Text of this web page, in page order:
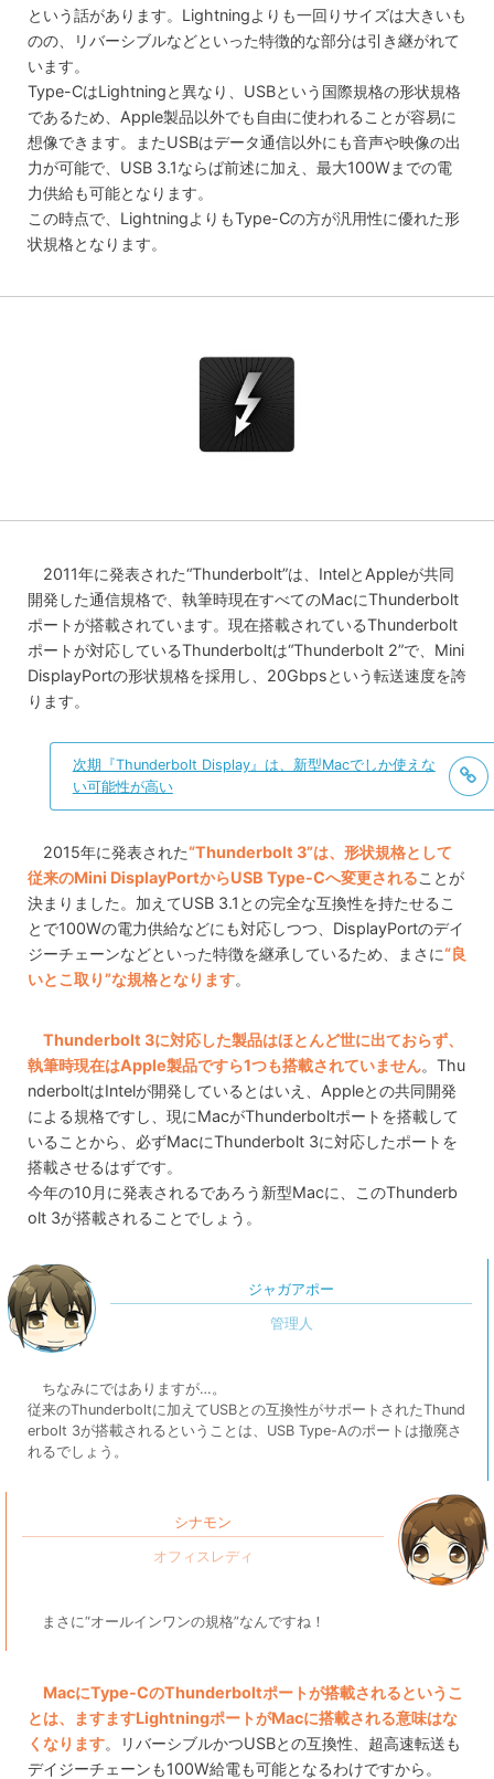
という話があります。Lightningよりも一回りサイズは大きいも
のの、リバーシブルなどといった特徴的な部分は引き継がれて
います。
Type-CはLightningと異なり、USBという国際規格の形状規格
であるため、Apple製品以外でも自由に使われることが容易に
想像できます。またUSBはデータ通信以外にも音声や映像の出
力が可能で、USB 3.1ならば前述に加え、最大100Wまでの電
力供給も可能となります。
この時点で、LightningよりもType-Cの方が汎用性に優れた形
状規格となります。
2011年に発表された“Thunderbolt”は、IntelとAppleが共同
開発した通信規格で、執筆時現在すべてのMacにThunderbolt
ポートが搭載されています。現在搭載されているThunderbolt
ポートが対応しているThunderboltは“Thunderbolt 2”で、Mini
DisplayPortの形状規格を採用し、20Gbpsという転送速度を誇
ります。
次期『Thunderbolt Display』は、新型Macでしか使えな
い可能性が高い
2015年に発表された“Thunderbolt 3”は、形状規格として
従来のMini DisplayPortからUSB Type-Cへ変更されることが
決まりました。加えてUSB 3.1との完全な互換性を持たせるこ
とで100Wの電力供給などにも対応しつつ、DisplayPortのデイ
ジーチェーンなどといった特徴を継承しているため、まさに“良
いとこ取り”な規格となります。
Thunderbolt 3に対応した製品はほとんど世に出ておらず、
執筆時現在はApple製品ですら1つも搭載されていません。Thu
nderboltはIntelが開発しているとはいえ、Appleとの共同開発
による規格ですし、現にMacがThunderboltポートを搭載して
いることから、必ずMacにThunderbolt 3に対応したポートを
搭載させるはずです。
今年の10月に発表されるであろう新型Macに、このThunderb
olt 3が搭載されることでしょう。
ジャガアポー
ちなみにではありますが…。
従来のThunderboltに加えてUSBとの互換性がサポートされたThund
erbolt 3が搭載されるということは、USB Type-Aのポートは撤廃さ
れるでしょう。
シナモン
まさに“オールインワンの規格”なんですね！
MacにType-CのThunderboltポートが搭載されるというこ
とは、ますますLightningポートがMacに搭載される意味はな
くなります。リバーシブルかつUSBとの互換性、超高速転送も
デイジーチェーンも100W給電も可能となるわけですから。